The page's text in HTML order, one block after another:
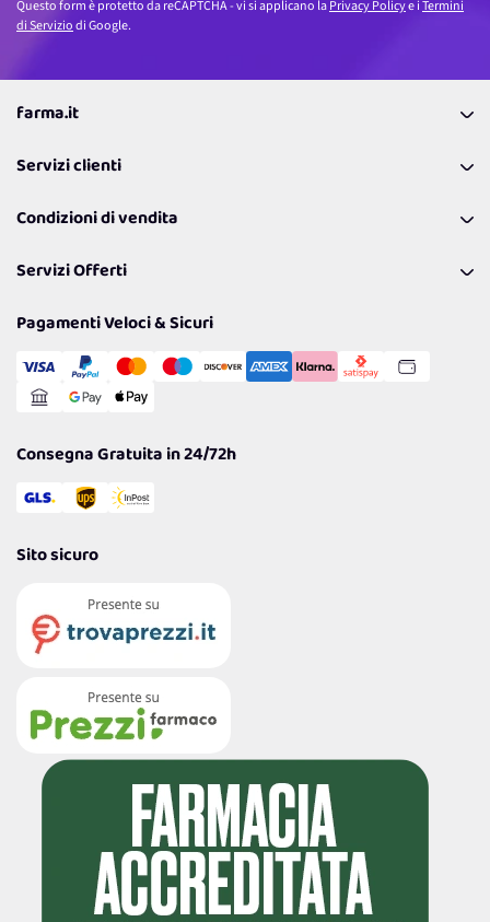
Questo form è protetto da reCAPTCHA - vi si applicano laPrivacy Policye iTermini
di Serviziodi Google.
farma.it
Coupon
Lavora con noi
Politiche per la parità di genere
Servizi clienti
Richiamami
Resi
Condizioni di vendita
Spedizioni
Cookie Policy
Gestisci Cookie
Servizi Offerti
Reso Facile e Veloce
Pagamenti Veloci & Sicuri
Consegna Gratuita in 24/72h
Sito sicuro